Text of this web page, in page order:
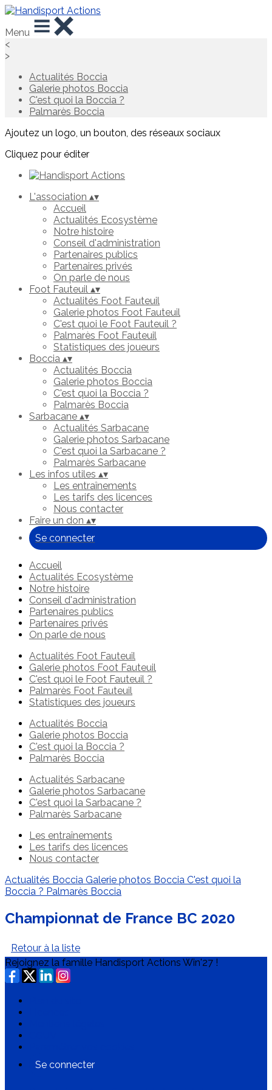
Menu
<
>
Actualités Boccia
Galerie photos Boccia
C'est quoi la Boccia ?
Palmarès Boccia
Ajoutez un logo, un bouton, des réseaux sociaux
Cliquez pour éditer
L'association ▴▾
Accueil
Actualités Ecosystème
Notre histoire
Conseil d'administration
Partenaires publics
Partenaires privés
On parle de nous
Foot Fauteuil ▴▾
Actualités Foot Fauteuil
Galerie photos Foot Fauteuil
C'est quoi le Foot Fauteuil ?
Palmarès Foot Fauteuil
Statistiques des joueurs
Boccia ▴▾
Actualités Boccia
Galerie photos Boccia
C'est quoi la Boccia ?
Palmarès Boccia
Sarbacane ▴▾
Actualités Sarbacane
Galerie photos Sarbacane
C'est quoi la Sarbacane ?
Palmarès Sarbacane
Les infos utiles ▴▾
Les entraînements
Les tarifs des licences
Nous contacter
Faire un don ▴▾
Se connecter
Accueil
Actualités Ecosystème
Notre histoire
Conseil d'administration
Partenaires publics
Partenaires privés
On parle de nous
Actualités Foot Fauteuil
Galerie photos Foot Fauteuil
C'est quoi le Foot Fauteuil ?
Palmarès Foot Fauteuil
Statistiques des joueurs
Actualités Boccia
Galerie photos Boccia
C'est quoi la Boccia ?
Palmarès Boccia
Actualités Sarbacane
Galerie photos Sarbacane
C'est quoi la Sarbacane ?
Palmarès Sarbacane
Les entraînements
Les tarifs des licences
Nous contacter
Actualités Boccia Galerie photos Boccia C'est quoi la
Boccia ? Palmarès Boccia
Championnat de France BC 2020
Retour à la liste
Rejoignez la famille Handisport Actions Win'27 !
Se connecter